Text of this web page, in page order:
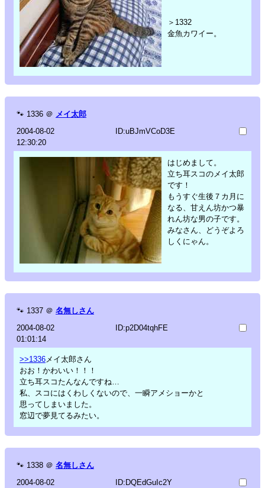
＞1332
金魚カワイー。
🐾 1336 ＠ メイ太郎
2004-08-02
12:30:20
ID:uBJmVCoD3E
はじめまして。
立ち耳スコのメイ太郎
です！
もうすぐ生後７カ月に
なる、甘えん坊かつ暴
れん坊な男の子です。
みなさん、どうぞよろ
しくにゃん。
🐾 1337 ＠ 名無しさん
2004-08-02
01:01:14
ID:p2D04tqhFE
>>1336 メイ太郎さん
おお！かわいい！！！
立ち耳スコたんなんですね…
私、スコにはくわしくないので、一瞬アメショーかと
思ってしまいました。
窓辺で夢見てるみたい。
🐾 1338 ＠ 名無しさん
2004-08-02
ID:DQEdGuIc2Y